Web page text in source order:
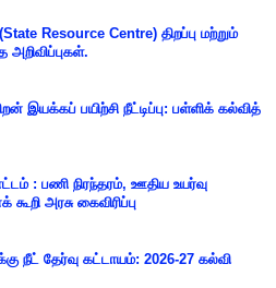
Resource Centre) திறப்பு மற்றும்
அறிவிப்புகள்.
இயக்கப் பயிற்சி நீட்டிப்பு: பள்ளிக் கல்வித்
: பணி நிரந்தரம், ஊதிய உயர்வு
அரசு கைவிரிப்பு
நீட் தேர்வு கட்டாயம்: 2026-27 கல்வி